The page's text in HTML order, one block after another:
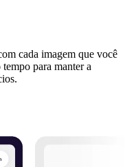
cada imagem que você
para manter a